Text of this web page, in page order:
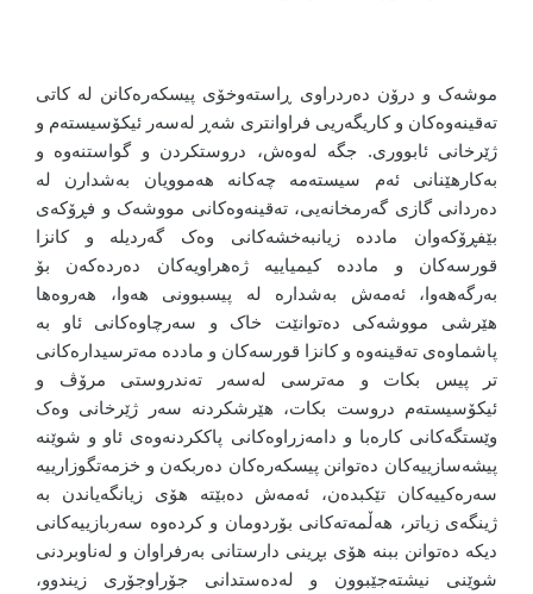
موشەک و درۆن دەردراوی ڕاستەوخۆی پیسکەرەکانن لە کاتی
تەقینەوەکان و کاریگەریی فراوانتری شەڕ لەسەر ئیکۆسیستەم و
ژێرخانی ئابووری. جگە لەوەش، دروستکردن و گواستنەوە و
بەکارهێنانی ئەم سیستەمە چەکانە هەموویان بەشدارن لە
دەردانی گازی گەرمخانەیی، تەقینەوەکانی مووشەک و فڕۆکەی
بێفڕۆکەوان ماددە زیانبەخشەکانی وەک گەردیلە و کانزا
قورسەکان و ماددە کیمیاییە ژەهراویەکان دەردەکەن بۆ
بەرگەهەوا، ئەمەش بەشدارە لە پیسبوونی هەوا، هەروەها
هێرشی مووشەکی دەتوانێت خاک و سەرچاوەکانی ئاو بە
پاشماوەی تەقینەوە و کانزا قورسەکان و ماددە مەترسیدارەکانی
تر پیس بکات و مەترسی لەسەر تەندروستی مرۆڤ و
ئیکۆسیستەم دروست بکات، هێرشکردنە سەر ژێرخانی وەک
وێستگەکانی کارەبا و دامەزراوەکانی پاککردنەوەی ئاو و شوێنە
پیشەسازییەکان دەتوانن پیسکەرەکان دەربکەن و خزمەتگوزارییە
سەرەکییەکان تێکبدەن، ئەمەش دەبێتە هۆی زیانگەیاندن بە
ژینگەی زیاتر، هەڵمەتەکانی بۆردومان و کردەوە سەربازییەکانی
دیکە دەتوانن ببنە هۆی بڕینی دارستانی بەرفراوان و لەناوبردنی
شوێنی نیشتەجێبوون و لەدەستدانی جۆراوجۆری زیندوو،